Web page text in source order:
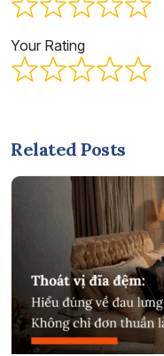
Your Rating
Related Posts